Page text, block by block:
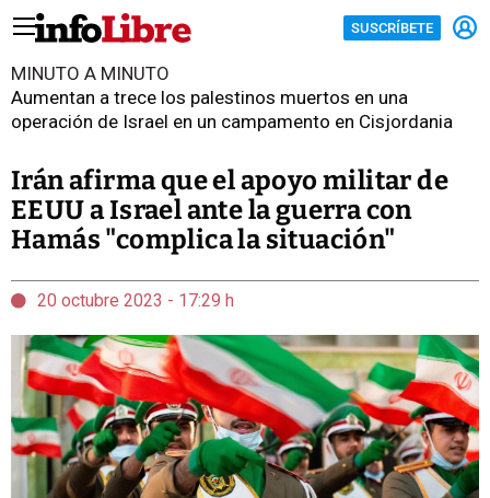
SUSCRÍBETE
MINUTO A MINUTO
Aumentan a trece los palestinos muertos en una
operación de Israel en un campamento en Cisjordania
Irán afirma que el apoyo militar de
EEUU a Israel ante la guerra con
Hamás "complica la situación"
20 octubre 2023 - 17:29 h